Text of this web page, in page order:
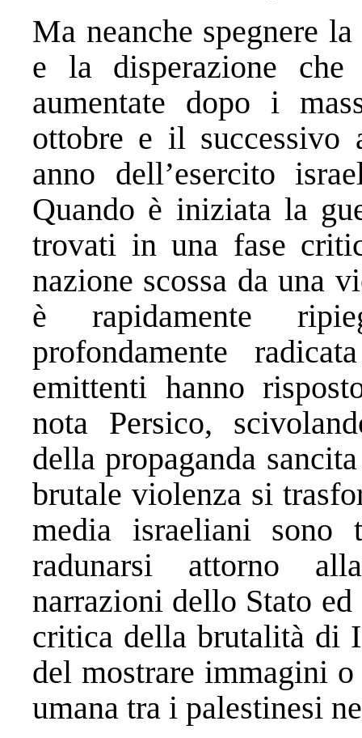
Ma neanche spegnere
e la disperazione che
aumentate dopo i
ottobre e il successivo
anno dell’esercito
Quando è iniziata la
trovati in una fase
nazione scossa da una
è rapidamente
profondamente
emittenti hanno
nota Persico,
della propaganda
brutale violenza si
media israeliani sono
radunarsi attorno
narrazioni dello Stato
critica della brutalità di
del mostrare immagini
umana tra i palestinesi